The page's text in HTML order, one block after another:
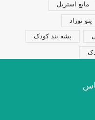
مایع استریل
پتو نوزاد
پشه بند کودک